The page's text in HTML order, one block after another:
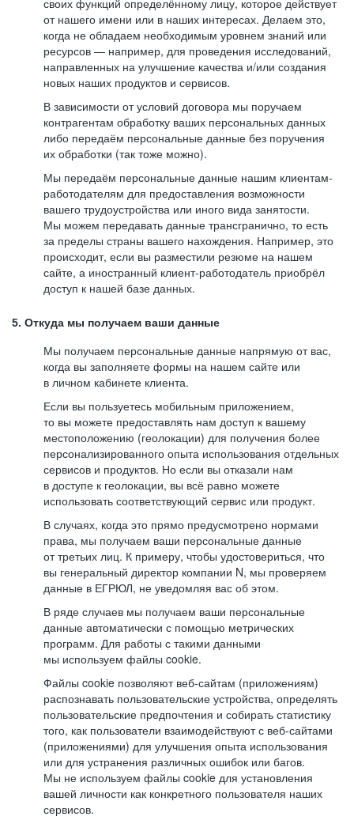
своих функций определённому лицу, которое действует
от нашего имени или в наших интересах. Делаем это,
когда не обладаем необходимым уровнем знаний или
ресурсов — например, для проведения исследований,
направленных на улучшение качества и/или создания
новых наших продуктов и сервисов.
В зависимости от условий договора мы поручаем
контрагентам обработку ваших персональных данных
либо передаём персональные данные без поручения
их обработки (так тоже можно).
Мы передаём персональные данные нашим клиентам-
работодателям для предоставления возможности
вашего трудоустройства или иного вида занятости.
Мы можем передавать данные трансгранично, то есть
за пределы страны вашего нахождения. Например, это
происходит, если вы разместили резюме на нашем
сайте, а иностранный клиент-работодатель приобрёл
доступ к нашей базе данных.
5. Откуда мы получаем ваши данные
Мы получаем персональные данные напрямую от вас,
когда вы заполняете формы на нашем сайте или
в личном кабинете клиента.
Если вы пользуетесь мобильным приложением,
то вы можете предоставлять нам доступ к вашему
местоположению (геолокации) для получения более
персонализированного опыта использования отдельных
сервисов и продуктов. Но если вы отказали нам
в доступе к геолокации, вы всё равно можете
использовать соответствующий сервис или продукт.
В случаях, когда это прямо предусмотрено нормами
права, мы получаем ваши персональные данные
от третьих лиц. К примеру, чтобы удостовериться, что
вы генеральный директор компании N, мы проверяем
данные в ЕГРЮЛ, не уведомляя вас об этом.
В ряде случаев мы получаем ваши персональные
данные автоматически с помощью метрических
программ. Для работы с такими данными
мы используем файлы cookie.
Файлы cookie позволяют веб-сайтам (приложениям)
распознавать пользовательские устройства, определять
пользовательские предпочтения и собирать статистику
того, как пользователи взаимодействуют с веб-сайтами
(приложениями) для улучшения опыта использования
или для устранения различных ошибок или багов.
Мы не используем файлы cookie для установления
вашей личности как конкретного пользователя наших
сервисов.